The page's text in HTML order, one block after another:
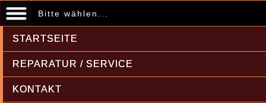
Bitte wählen...
STARTSEITE
REPARATUR / SERVICE
KONTAKT